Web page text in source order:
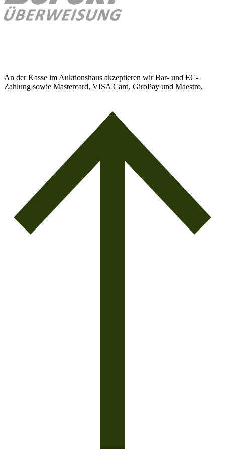
An der Kasse im Auktionshaus akzeptieren wir Bar- und EC-
Zahlung sowie Mastercard, VISA Card, GiroPay und Maestro.